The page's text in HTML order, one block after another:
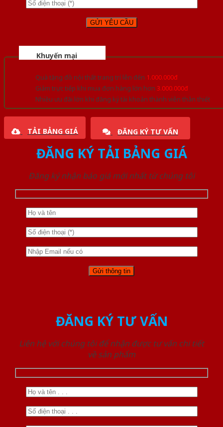
Khuyến mại
Quà tặng đồ nội thất trang trí lên đến 1.000.000đ
Giảm trực tiếp khi mua đơn hàng lớn hơn 3.000.000đ
Nhiều ưu đãi lớn khi đăng ký tài khoản thành viên thân thiết
TẢI BẢNG GIÁ ĐĂNG KÝ TƯ VẤN
ĐĂNG KÝ TẢI BẢNG GIÁ
Đăng ký nhận báo giá mới nhất từ chúng tôi
ĐĂNG KÝ TƯ VẤN
Liên hệ với chúng tôi để nhận được tư vấn chi tiết
về sản phẩm